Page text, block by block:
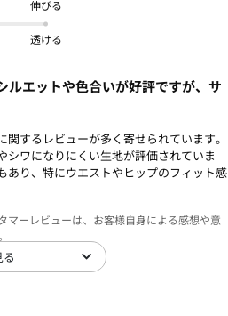
伸びる
透ける
ルエットや色合いが好評ですが、サ
するレビューが多く寄せられています。
ワになりにくい生地が評価されていま
あり、特にウエストやヒップのフィット感
マーレビューは、お客様自身による感想や意